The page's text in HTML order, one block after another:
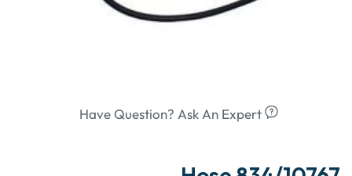
Have Question? Ask An Expert